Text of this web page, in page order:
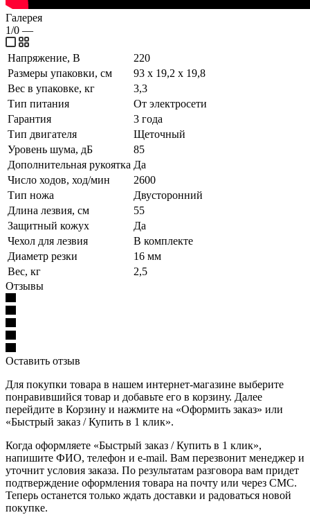
Галерея
1/0 —
Напряжение, В
220
Размеры упаковки, см
93 x 19,2 x 19,8
Вес в упаковке, кг
3,3
Тип питания
От электросети
Гарантия
3 года
Тип двигателя
Щеточный
Уровень шума, дБ
85
Дополнительная рукоятка Да
Число ходов, ход/мин
2600
Тип ножа
Двусторонний
Длина лезвия, см
55
Защитный кожух
Да
Чехол для лезвия
В комплекте
Диаметр резки
16 мм
Вес, кг
2,5
Отзывы
Оставить отзыв
Для покупки товара в нашем интернет-магазине выберите
понравившийся товар и добавьте его в корзину. Далее
перейдите в Корзину и нажмите на «Оформить заказ» или
«Быстрый заказ / Купить в 1 клик».
Когда оформляете «Быстрый заказ / Купить в 1 клик»,
напишите ФИО, телефон и e-mail. Вам перезвонит менеджер и
уточнит условия заказа. По результатам разговора вам придет
подтверждение оформления товара на почту или через СМС.
Теперь останется только ждать доставки и радоваться новой
покупке.